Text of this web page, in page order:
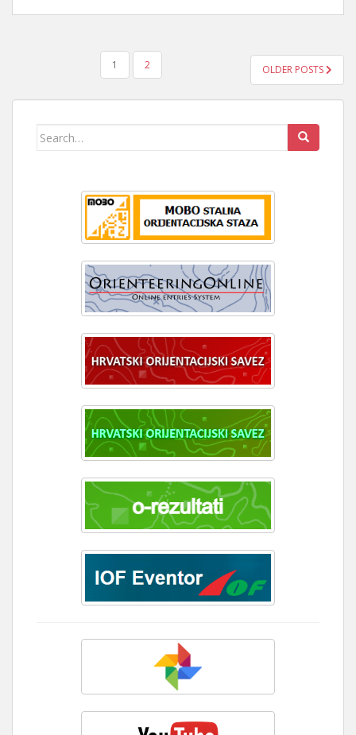
STRANICA
OBJAVA
1 2 OLDER POSTS
Search